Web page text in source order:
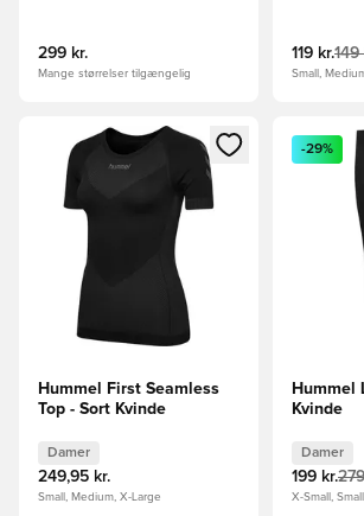
299 kr.
Mange størrelser tilgængelig
119 kr.149
Small,
Åbner en Modal til at logge ind eller
Hummel First Seamless
Top - Sort Kvinde
Damer
249,95 kr.
Small, Medium, X-Large
Åbner
-29%
Hummel
Kvinde
Damer
199 kr.
X-Small,